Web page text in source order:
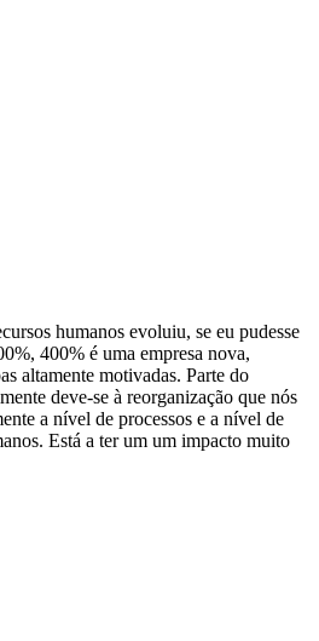
humanos evoluiu, se eu pudesse
400% é uma empresa nova,
altamente motivadas. Parte do
deve-se à reorganização que nós
a nível de processos e a nível de
Está a ter um um impacto muito